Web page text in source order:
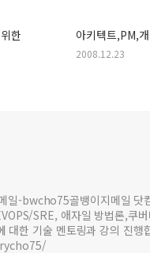
한
아키텍트,PM,
2008.12.23
일-bwcho75골뱅이지메일 닷
SRE, 애자일 방법론,쿠버
한 기술 멘토링과 강의 진행